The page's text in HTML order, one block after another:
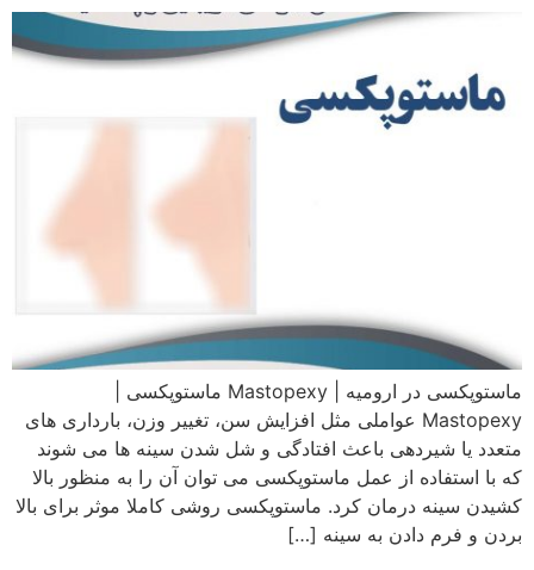
ماستوپکسی در ارومیه | Mastopexy ماستوپکسی |
Mastopexy عواملی مثل افزایش سن، تغییر وزن، بارداری های
متعدد یا شیردهی باعث افتادگی و شل شدن سینه ها می شوند
که با استفاده از عمل ماستوپکسی می توان آن را به منظور بالا
کشیدن سینه درمان کرد. ماستوپکسی روشی کاملا موثر برای بالا
بردن و فرم دادن به سینه […]